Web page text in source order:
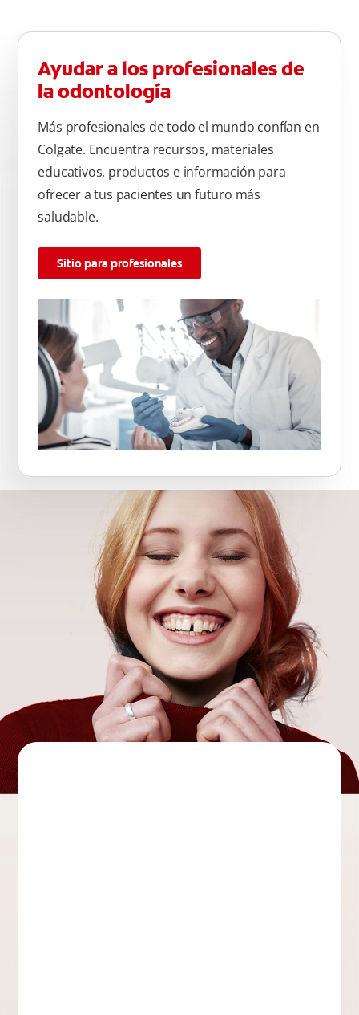
Ayudar a los profesionales de
la odontología
Más profesionales de todo el mundo confían en
Colgate. Encuentra recursos, materiales
educativos, productos e información para
ofrecer a tus pacientes un futuro más
saludable.
Sitio para profesionales